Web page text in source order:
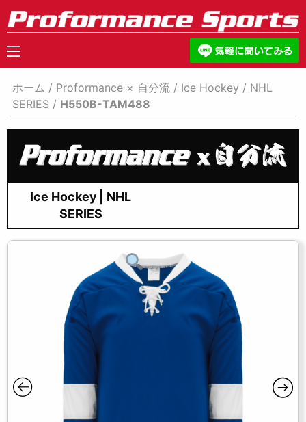
ホーム / Proformance × 自分流 / Ice Hockey / NHL
SERIES / H550B-TAM488
Ice Hockey | NHL
SERIES